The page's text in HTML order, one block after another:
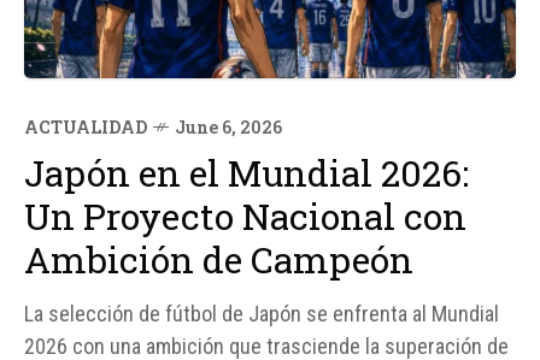
ACTUALIDAD June 6, 2026
Japón en el Mundial 2026:
Un Proyecto Nacional con
Ambición de Campeón
La selección de fútbol de Japón se enfrenta al Mundial
2026 con una ambición que trasciende la superación de